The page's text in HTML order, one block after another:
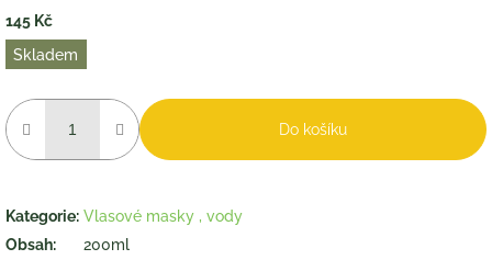
145 Kč
Měrná
cena:
Skladem
Do košíku
Kategorie: Vlasové masky , vody
Obsah: 200ml